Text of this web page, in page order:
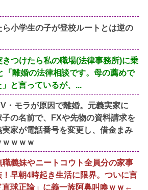
小学生の子が登校ルートとは逆の
つけたら私の職場(法律事務所)に乗
「離婚の法律相談です。母の薦めで
と言っているが、...
・モラが原因で離婚。元義実家に
子の名前で、FXや先物の資料請求を
家が電話番号を変更し、借金まみ
ｗｗｗ
職義妹やニートコウト全員分の家事
早朝4時起き生活に限界。ついに言
直球正論」に義一族阿鼻叫喚ｗｗ←